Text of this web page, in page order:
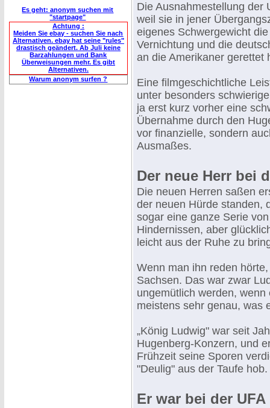
Es geht: anonym suchen mit
"startpage"
Achtung :
Meiden Sie ebay - suchen Sie nach
Alternativen. ebay hat seine "rules"
drastisch geändert. Ab Juli keine
Barzahlungen und Bank
Überweisungen mehr. Es gibt
Alternativen.
Warum anonym surfen ?
Die Ausnahmestellung der
weil sie in jener
eigenes Schwergewicht
Vernichtung und die
an die Amerikaner gerettet
Eine filmgeschichtliche
unter besonders
ja erst kurz vorher eine
Übernahme durch den
vor finanzielle, sondern
Ausmaßes.
Der neue Herr bei
Die neuen Herren saßen
der neuen Hürde standen,
sogar eine ganze Serie
Hindernissen, aber
leicht aus der Ruhe zu
Wenn man ihn reden
Sachsen. Das war zwar
ungemütlich werden,
meistens sehr genau, was
„König Ludwig" war seit
Hugenberg-Konzern, und
Frühzeit seine Sporen
"Deulig" aus der Taufe hob.
Er war bei der